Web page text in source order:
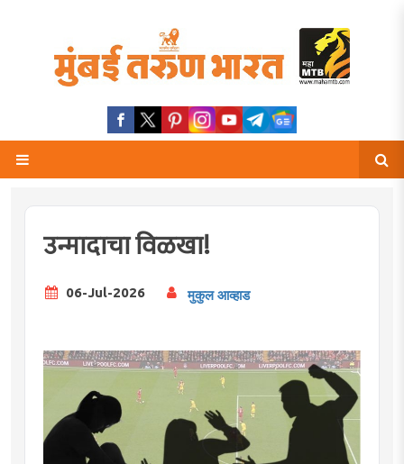
उन्मादाचा विळखा!
06-Jul-2026 मुकुल आव्हाड